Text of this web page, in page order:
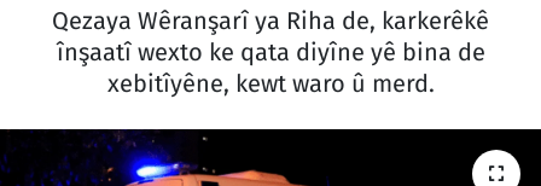
Qezaya Wêranşarî ya Riha de, karkerêkê
înşaatî wexto ke qata diyîne yê bina de
xebitîyêne, kewt waro û merd.
Dinya
Sîyaset
Rojane
Süper Lig Puan Durumu ve Fikstür
Tüm Manşetler
Son Dakika Haberleri